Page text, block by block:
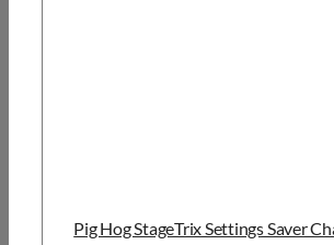
Pig Hog StageTrix Settings Saver